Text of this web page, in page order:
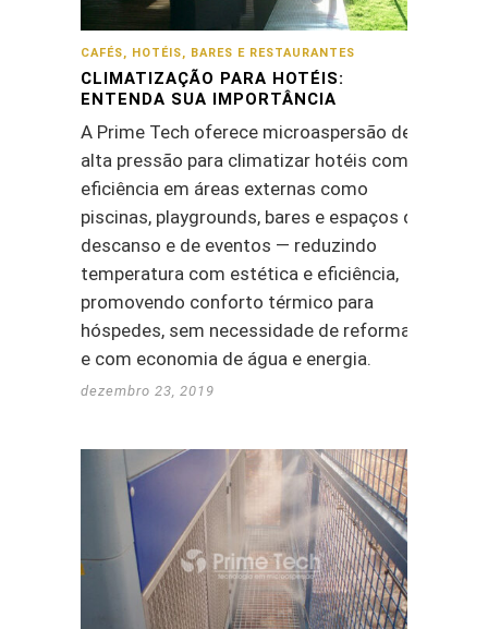
CAFÉS, HOTÉIS, BARES E RESTAURANTES
CLIMATIZAÇÃO PARA HOTÉIS:
ENTENDA SUA IMPORTÂNCIA
A Prime Tech oferece microaspersão de
alta pressão para climatizar hotéis com
eficiência em áreas externas como
piscinas, playgrounds, bares e espaços de
descanso e de eventos — reduzindo
temperatura com estética e eficiência,
promovendo conforto térmico para
hóspedes, sem necessidade de reformas
e com economia de água e energia.
dezembro 23, 2019